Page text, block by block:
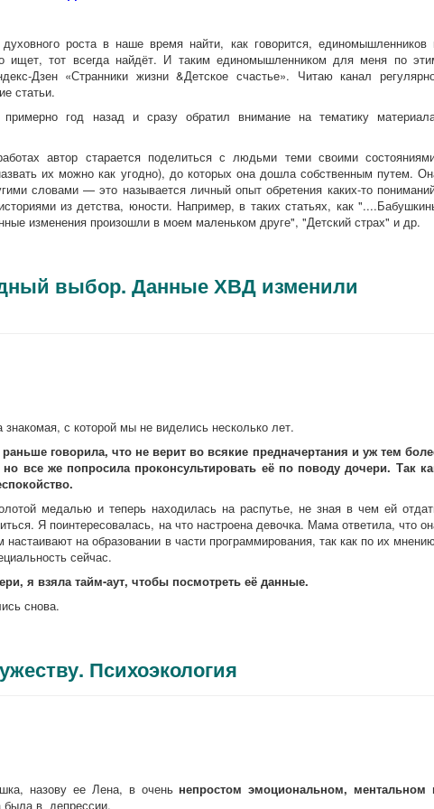
роста в наше время найти, как говорится, единомышленников
ищет, тот всегда найдёт. И таким единомышленником для меня по
Дзен «Странники жизни &Детское счастье». Читаю канал
статьи.
год назад и сразу обратил внимание на тематику
автор старается поделиться с людьми теми своими
их можно как угодно), до которых она дошла собственным путем.
словами — это называется личный опыт обретения каких-то
из детства, юности. Например, в таких статьях, как
изменения произошли в моем маленьком друге", "Детский страх" и др.
выбор. Данные ХВД изменили
с которой мы не виделись несколько лет.
говорила, что не верит во всякие предначертания и уж тем
все же попросила проконсультировать её по поводу дочери. Так
медалью и теперь находилась на распутье, не зная в чем ей
Я поинтересовалась, на что настроена девочка. Мама ответила, что
на образовании в части программирования, так как по их
сейчас.
я взяла тайм-аут, чтобы посмотреть её данные.
снова.
Психоэкология
назову ее Лена, в оченьнепростом эмоциональном, ментальном
была в депрессии.